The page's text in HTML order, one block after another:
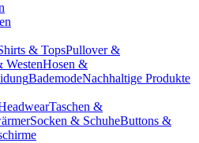
& TopsPullover &
WestenHosen &
BademodeNachhaltige Produkte
Taschen &
Socken & SchuheButtons &